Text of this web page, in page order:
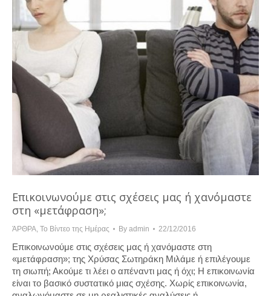
Επικοινωνούμε στις σχέσεις μας ή χανόμαστε
στη «μετάφραση»;
ΆΡΘΡΑ, Το Βίντεο της Ημέρας By admin 22/12/2016
Επικοινωνούμε στις σχέσεις μας ή χανόμαστε στη
«μετάφραση»; της Χρύσας Σωτηράκη Μιλάμε ή επιλέγουμε
τη σιωπή; Ακούμε τι λέει ο απέναντι μας ή όχι; Η επικοινωνία
είναι το βασικό συστατικό μιας σχέσης. Χωρίς επικοινωνία,